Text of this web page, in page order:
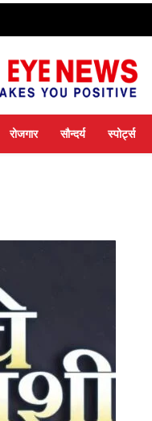
रोजगार सौन्दर्य स्पोर्ट्स